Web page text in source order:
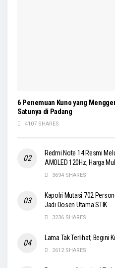
6 Penemuan Kuno yang
Satunya di Padang
4107 SHARES
Redmi Note 14 Resmi
AMOLED 120Hz, Harga
3694 SHARES
Kapolri Mutasi 702
Jadi Dosen Utama STIK
3236 SHARES
Lama Tak Terlihat, Begini
2612 SHARES